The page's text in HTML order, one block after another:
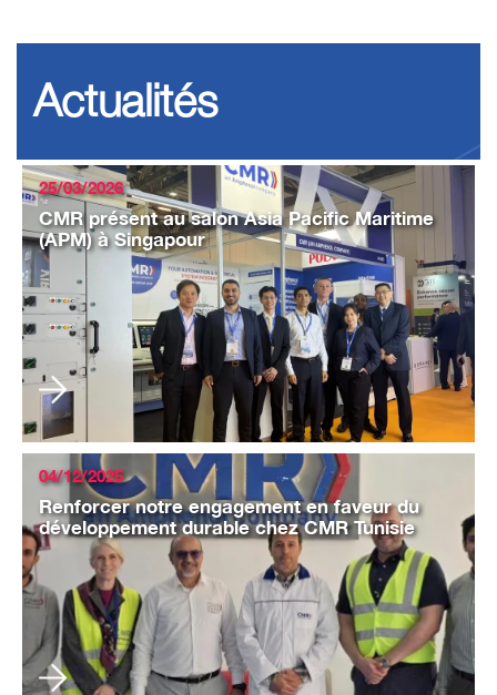
Actualités
25/03/2026
CMR présent au salon Asia Pacific Maritime
(APM) à Singapour
04/12/2025
Renforcer notre engagement en faveur du
développement durable chez CMR Tunisie